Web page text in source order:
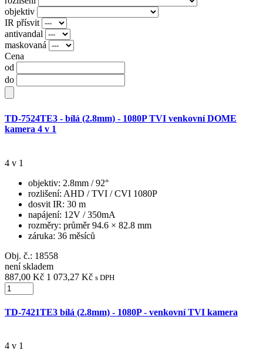
objektiv
IR přísvit
antivandal
maskovaná
Cena
od
do
TD-7524TE3 - bílá (2.8mm) - 1080P TVI venkovní DOME
kamera 4 v 1
4 v 1
objektiv: 2.8mm / 92°
rozlišení: AHD / TVI / CVI 1080P
dosvit IR: 30 m
napájení: 12V / 350mA
rozměry: průměr 94.6 × 82.8 mm
záruka: 36 měsíců
Obj. č.: 18558
není skladem
887,00 Kč 1 073,27 Kč s DPH
TD-7421TE3 bílá (2.8mm) - 1080P - venkovní TVI kamera
4 v 1